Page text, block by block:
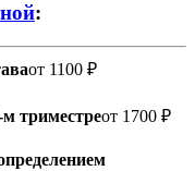
:
от 1100 ₽
триместреот 1700 ₽